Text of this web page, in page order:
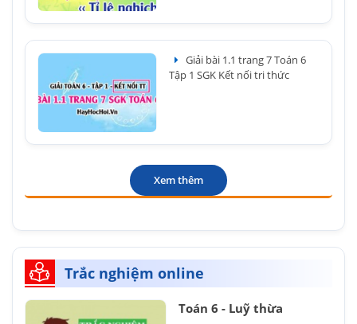
Giải bài 1.1 trang 7 Toán 6
Tập 1 SGK Kết nối tri thức
Xem thêm
Trắc nghiệm online
Toán 6 - Luỹ thừa